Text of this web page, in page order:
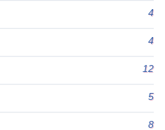
4
4
12
5
8